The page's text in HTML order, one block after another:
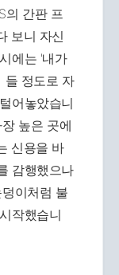
의 간판 프
보니 자신
에는 '내가
들 정도로 자
어놓았습니
높은 곳에
신용을 바
감행했으나
이처럼 불
작했습니